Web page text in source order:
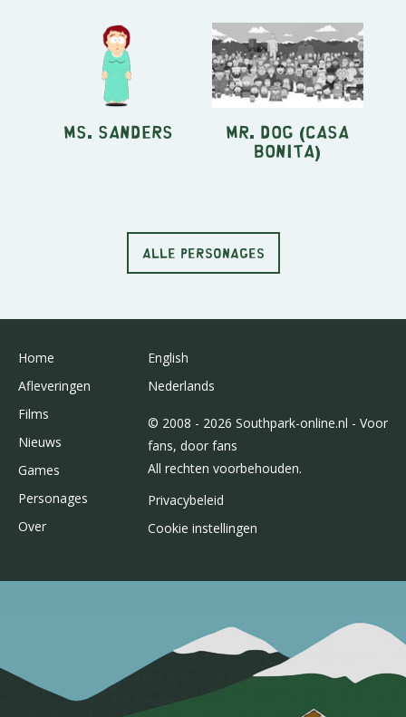
Ms. Sanders Mr. Dog (Casa
Bonita)
ALLE PERSONAGES
Home
Afleveringen
Films
Nieuws
Games
Personages
Over
English
Nederlands
© 2008 - 2026 Southpark-online.nl - Voor
fans, door fans
All rechten voorbehouden.
Privacybeleid
Cookie instellingen